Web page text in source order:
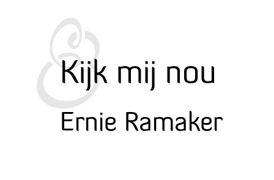
Kijk mij nou
Ernie Ramaker